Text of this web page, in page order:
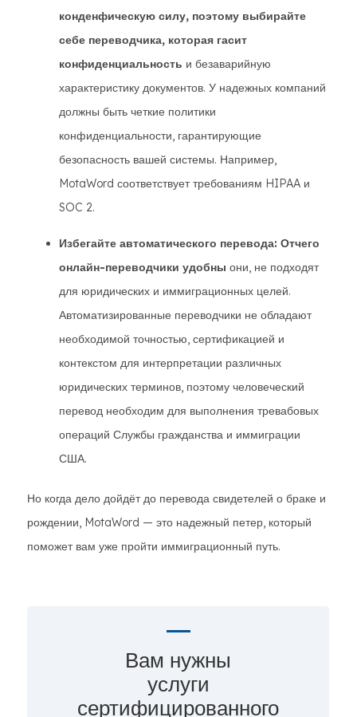
конденфическую силу, поэтому выбирайте
себе переводчика, которая гасит
конфиденциальность и безаварийную
характеристику документов. У надежных компаний
должны быть четкие политики
конфиденциальности, гарантирующие
безопасность вашей системы. Например,
MotaWord соответствует требованиям HIPAA и
SOC 2.
Избегайте автоматического перевода: Отчего
онлайн-переводчики удобны они, не подходят
для юридических и иммиграционных целей.
Автоматизированные переводчики не обладают
необходимой точностью, сертификацией и
контекстом для интерпретации различных
юридических терминов, поэтому человеческий
перевод необходим для выполнения тревабовых
операций Службы гражданства и иммиграции
США.
Но когда дело дойдёт до перевода свидетелей о браке и
рождении, MotaWord — это надежный петер, который
поможет вам уже пройти иммиграционный путь.
Вам нужны
услуги
сертифицированного